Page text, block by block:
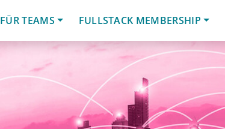
FÜR TEAMS
FULLSTACK MEMBERSHIP